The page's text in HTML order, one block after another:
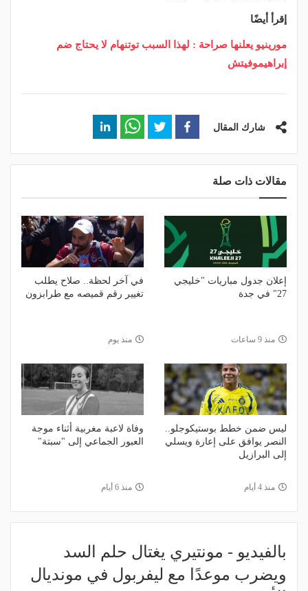
إقرأ أيضًا
مورينيو يعلنها صراحة : لهذا السبب توتنهام لا يحتاج ضم
إبراهيموفيتش
شارك المقال
مقالات ذات صلة
إعلان جدول مباريات "خليجي
27" في جدة
منذ 9 ساعات
في آخر لحظة.. صلاح يطلب
تغيير رقم قميصه مع طرابزون
منذ يوم
ليس ضمن خطط بوستيكوجلو..
النصر يوافق على إعارة ويسلي
إلى البرازيل
منذ 4 أيام
وفاة لاعبة مغربية أثناء موجة
العبور الجماعي إلى "سبتة"
منذ 6 أيام
بالفيديو - مونتيري يغتال حلم السد
ويضرب موعدًا مع ليفربول في مونديال